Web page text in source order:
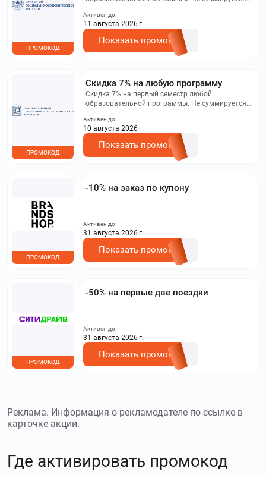
на сайте.
ПРОМОКОД
Активен до:
11 августа 2026 г.
Показать промокод
Скидка 7% на любую программу
Скидка 7% на первый семестр любой
образовательной программы. Не суммируется с
на сайте.
ПРОМОКОД
Активен до:
10 августа 2026 г.
Показать промокод
-10% на заказ по купону
ПРОМОКОД
Активен до:
31 августа 2026 г.
Показать промокод
-50% на первые две поездки
ПРОМОКОД
Активен до:
31 августа 2026 г.
Показать промокод
Реклама. Информация о рекламодателе по ссылке в
карточке акции.
Где активировать промокод